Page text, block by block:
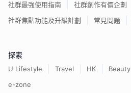
社群最強使用指南
社群創作有價企劃
社群焦點功能及升級計劃
常見問題
探索
U Lifestyle Travel HK Beauty
e-zone